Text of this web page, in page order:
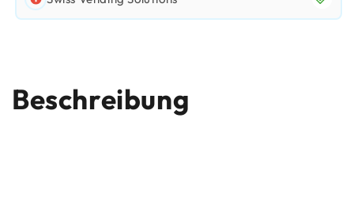
Beschreibung